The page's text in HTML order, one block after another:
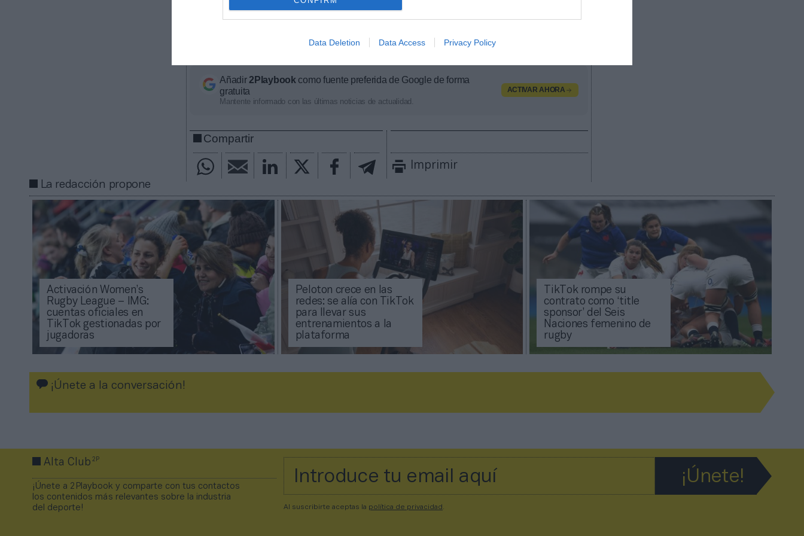
Data Deletion Data Access Privacy Policy
ligas europeas y norteamericanas de fútbol y baloncesto, segmentados por
competición, tipología de activos, marcas, categorías de producto y valor
económico aproximado de cada acuerdo. Si quieres más información, contacta
intelligence@2playbook.com .
Añadir2Playbook como fuente preferida de Google de forma
gratuita
Mantente informado con las últimas noticias de actualidad.
ACTIVAR AHORA
Compartir
Imprimir
La redacción propone
Activación Women’s
Rugby League – IMG:
cuentas oficiales en
TikTok gestionadas por
jugadoras
Peloton crece en las
redes: se alía con TikTok
para llevar sus
entrenamientos a la
plataforma
TikTok rompe su
contrato como ‘title
sponsor’ del Seis
Naciones femenino de
rugby
¡Únete a la conversación!
Alta Club2P
¡Únete a 2Playbook y comparte con tus contactos
los contenidos más relevantes sobre la industria
del deporte!
Al suscribirte aceptas la política de privacidad